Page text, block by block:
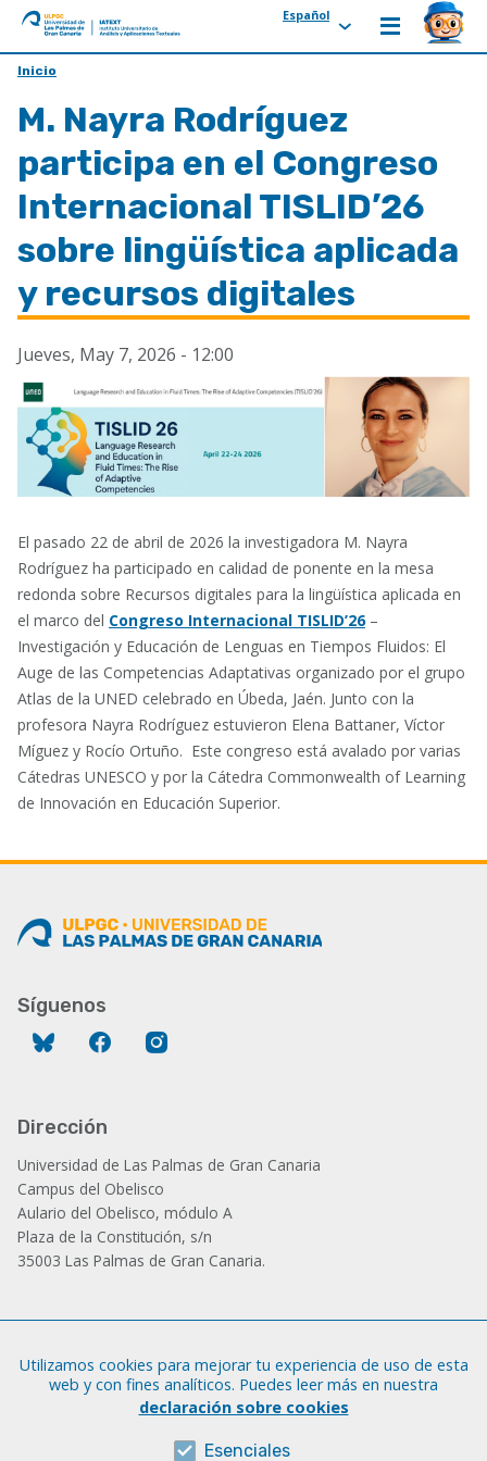
ULPGC
Ir
inicio
de
IATEXT
Español
Inicio
M. Nayra Rodríguez
participa en el Congreso
Internacional TISLID’26
sobre lingüística aplicada
y recursos digitales
Jueves, May 7, 2026 - 12:00
El pasado 22 de abril de 2026 la investigadora M. Nayra
Rodríguez ha participado en calidad de ponente en la mesa
redonda sobre Recursos digitales para la lingüística aplicada en
el marco del Congreso Internacional TISLID’26–
Investigación y Educación de Lenguas en Tiempos Fluidos: El
Auge de las Competencias Adaptativas organizado por el grupo
Atlas de la UNED celebrado en Úbeda, Jaén. Junto con la
profesora Nayra Rodríguez estuvieron Elena Battaner, Víctor
Míguez y Rocío Ortuño. Este congreso está avalado por varias
Cátedras UNESCO y por la Cátedra Commonwealth of Learning
de Innovación en Educación Superior.
Síguenos
Bluesky Facebook
Dirección
Universidad de Las Palmas de Gran Canaria
Campus del Obelisco
Aulario del Obelisco, módulo A
Plaza de la Constitución, s/n
35003 Las Palmas de Gran Canaria.
Tfno.: +34 928 452 771 / 452 787
Fax: +34 928 451 701
Utilizamos cookies para mejorar tu experiencia de uso de esta
web y con fines analíticos. Puedes leer más en nuestra
declaración sobre cookies
Esenciales